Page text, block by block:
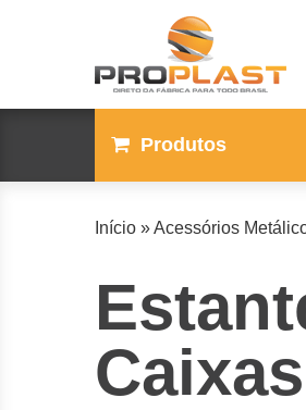
Produtos
Início »Acessórios